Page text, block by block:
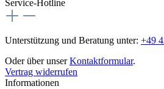
Service-Hotline
Unterstützung und Beratung unter: +49
Oder über unserKontaktformular.
Vertrag widerrufen
Informationen